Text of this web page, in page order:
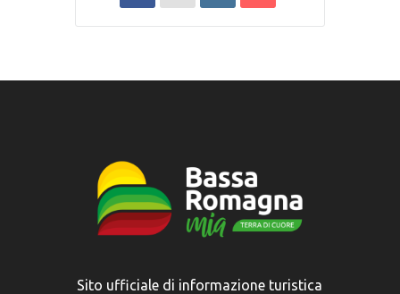
Sito ufficiale di informazione turistica